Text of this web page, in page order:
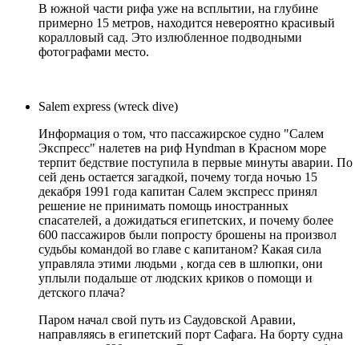
В южной части рифа уже на всплытии, на глубине
примерно 15 метров, находится невероятно красивый
коралловый сад. Это излюбленное подводными
фотографами место.
Salem express (wreck dive)
Информация о том, что пассажирское судно "Салем
Экспресс" налетев на риф Hyndman в Красном море
терпит бедствие поступила в первые минуты аварии. По
сей день остается загадкой, почему тогда ночью 15
декабря 1991 года капитан Салем экспресс принял
решение не принимать помощь иностранных
спасателей, а дожидаться египетских, и почему более
600 пассажиров были попросту брошены на произвол
судьбы командой во главе с капитаном? Какая сила
управляла этими людьми , когда сев в шлюпки, они
уплыли подальше от людских криков о помощи и
детского плача?
Паром начал свой путь из Саудовской Аравии,
направляясь в египетский порт Сафага. На борту судна